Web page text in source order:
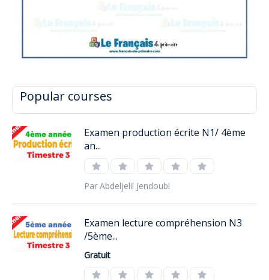
Popular courses
Examen production écrite N1/ 4ème
an...
Par Abdeljelil Jendoubi
Examen lecture compréhension N3
/5ème...
Gratuit